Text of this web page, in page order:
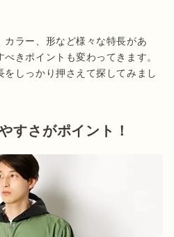
カラー、形など様々な特長があ
きポイントも変わってきます。
をしっかり押さえて探してみまし
すさがポイント！